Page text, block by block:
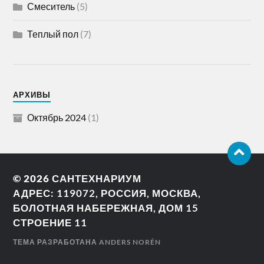
Смеситель (5)
Теплый пол (7)
АРХИВЫ
Октябрь 2024 (1)
© 2026САНТЕХНАРИУМ
АДРЕС: 119072, РОССИЯ, МОСКВА,
БОЛОТНАЯ НАБЕРЕЖНАЯ, ДОМ 15
СТРОЕНИЕ 11
ТЕМА РАЗРАБОТАНАANDERS NORÉN